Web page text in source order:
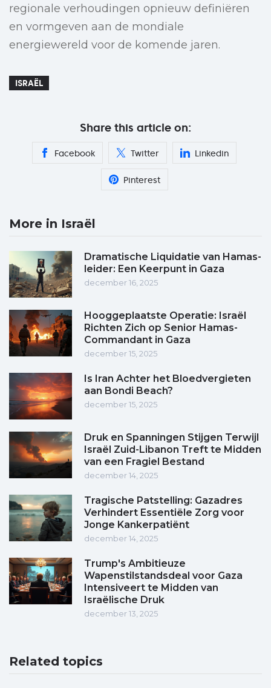
regionale verhoudingen opnieuw definiëren
en vormgeven aan de mondiale
energiewereld voor de komende jaren.
ISRAËL
Share this article on:
Facebook Twitter Linkedin
Pinterest
More in Israël
Dramatische Liquidatie van Hamas-
leider: Een Keerpunt in Gaza
december 16, 2025
Hooggeplaatste Operatie: Israël
Richten Zich op Senior Hamas-
Commandant in Gaza
december 15, 2025
Is Iran Achter het Bloedvergieten
aan Bondi Beach?
december 15, 2025
Druk en Spanningen Stijgen Terwijl
Israël Zuid-Libanon Treft te Midden
van een Fragiel Bestand
december 14, 2025
Tragische Patstelling: Gazadres
Verhindert Essentiële Zorg voor
Jonge Kankerpatiënt
december 14, 2025
Trump's Ambitieuze
Wapenstilstandsdeal voor Gaza
Intensiveert te Midden van
Israëlische Druk
december 13, 2025
Related topics